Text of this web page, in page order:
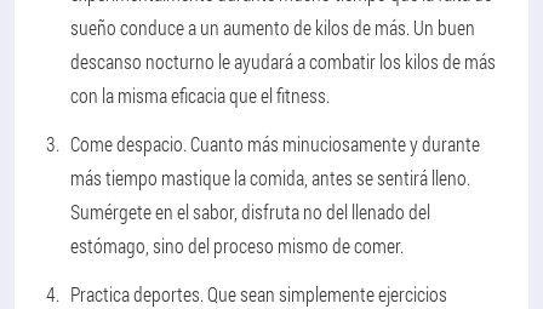
sueño conduce a un aumento de kilos de más. Un buen
descanso nocturno le ayudará a combatir los kilos de más
con la misma eficacia que el fitness.
Come despacio.Cuanto más minuciosamente y durante
más tiempo mastique la comida, antes se sentirá lleno.
Sumérgete en el sabor, disfruta no del llenado del
estómago, sino del proceso mismo de comer.
Practica deportes.Que sean simplemente ejercicios